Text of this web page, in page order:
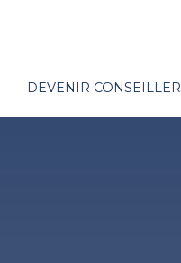
DEVENIR CONSEILLER